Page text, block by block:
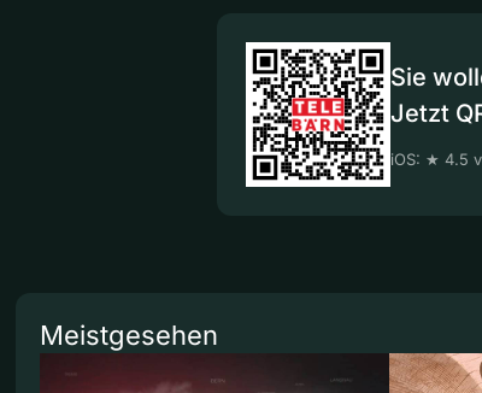
Sie
Jetzt
iOS: ★ 4.5
Meistgesehen